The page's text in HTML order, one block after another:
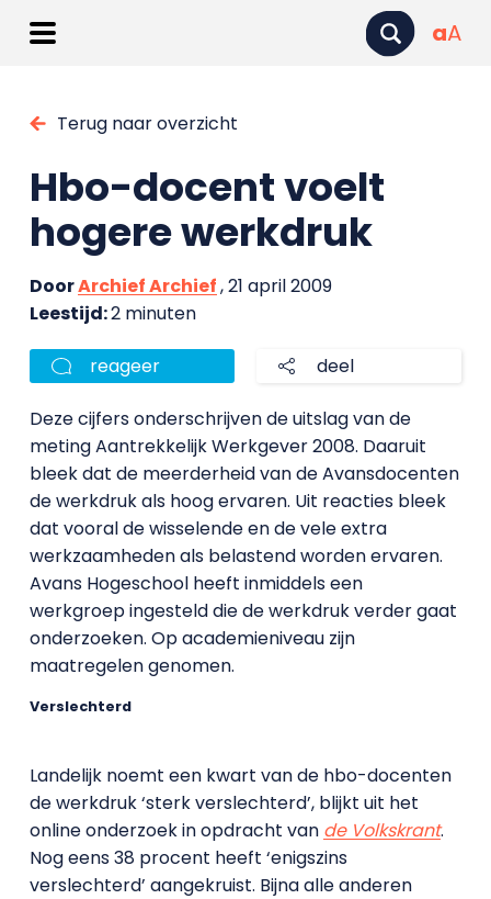
aA
Terug naar overzicht
Hbo-docent voelt
hogere werkdruk
DoorArchief Archief, 21 april 2009
Leestijd:2 minuten
reageer deel
Deze cijfers onderschrijven de uitslag van de
meting Aantrekkelijk Werkgever 2008. Daaruit
bleek dat de meerderheid van de Avansdocenten
de werkdruk als hoog ervaren. Uit reacties bleek
dat vooral de wisselende en de vele extra
werkzaamheden als belastend worden ervaren.
Avans Hogeschool heeft inmiddels een
werkgroep ingesteld die de werkdruk verder gaat
onderzoeken. Op academieniveau zijn
maatregelen genomen.
Verslechterd
Landelijk noemt een kwart van de hbo-docenten
de werkdruk ‘sterk verslechterd’, blijkt uit het
online onderzoek in opdracht van de Volkskrant.
Nog eens 38 procent heeft ‘enigszins
verslechterd’ aangekruist. Bijna alle anderen